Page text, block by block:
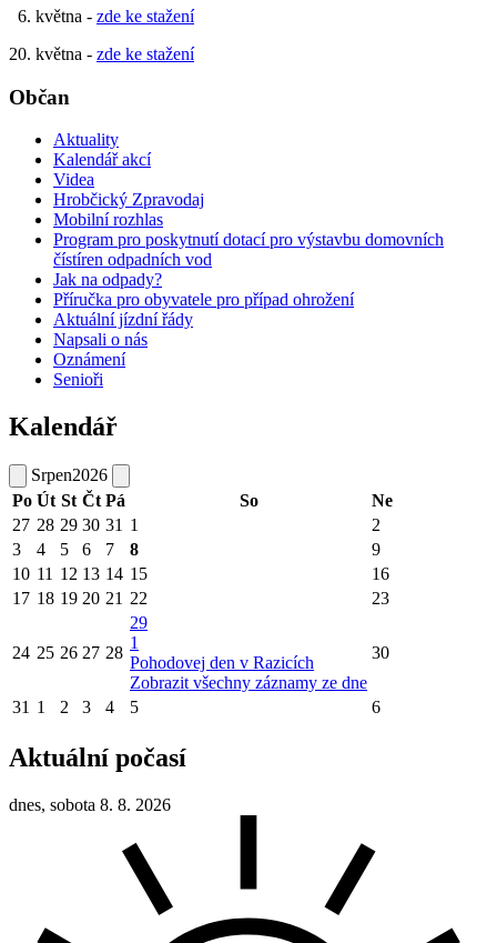
6. května - zde ke stažení
20. května - zde ke stažení
Občan
Aktuality
Kalendář akcí
Videa
Hrobčický Zpravodaj
Mobilní rozhlas
Program pro poskytnutí dotací pro výstavbu domovních
čístíren odpadních vod
Jak na odpady?
Příručka pro obyvatele pro případ ohrožení
Aktuální jízdní řády
Napsali o nás
Oznámení
Senioři
Kalendář
Srpen2026
Po Út St Čt Pá So
Ne
27 28 29 30 31 1
2
3
4 5 6 7 8
9
10 11 12 13 14 15
16
17 18 19 20 21 22 23
24 25 26 27 28
29
1
Pohodovej den v Razicích
Zobrazit všechny záznamy ze dne
30
31 1 2 3 4 5 6
Aktuální počasí
dnes, sobota 8. 8. 2026